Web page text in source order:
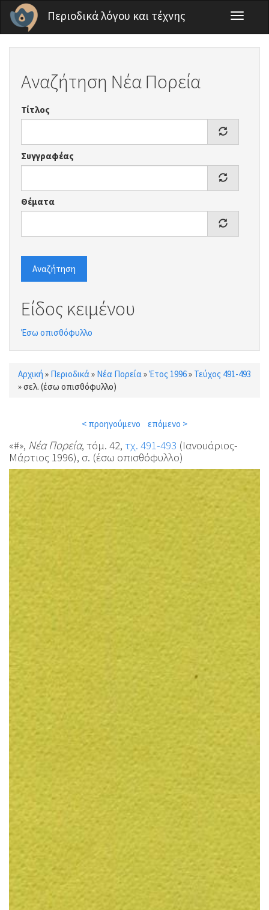
Παράκαμψη προς το κυρίως περιεχόμενο
Περιοδικά λόγου και τέχνης
Toggle
Αναζήτηση Νέα Πορεία
Τίτλος
Συγγραφέας
Θέματα
Αναζήτηση
Είδος κειμένου
Έσω οπισθόφυλλο
Είστε εδώ
Αρχική » Περιοδικά » Νέα Πορεία »Έτος 1996» Τεύχος 491-493
»σελ. (έσω οπισθόφυλλο)
< προηγούμενο επόμενο >
«#», Νέα Πορεία, τόμ. 42, τχ. 491-493 (Ιανουάριος-
Μάρτιος 1996), σ. (έσω οπισθόφυλλο)